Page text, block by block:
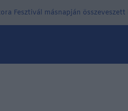
Fesztivál másnapján